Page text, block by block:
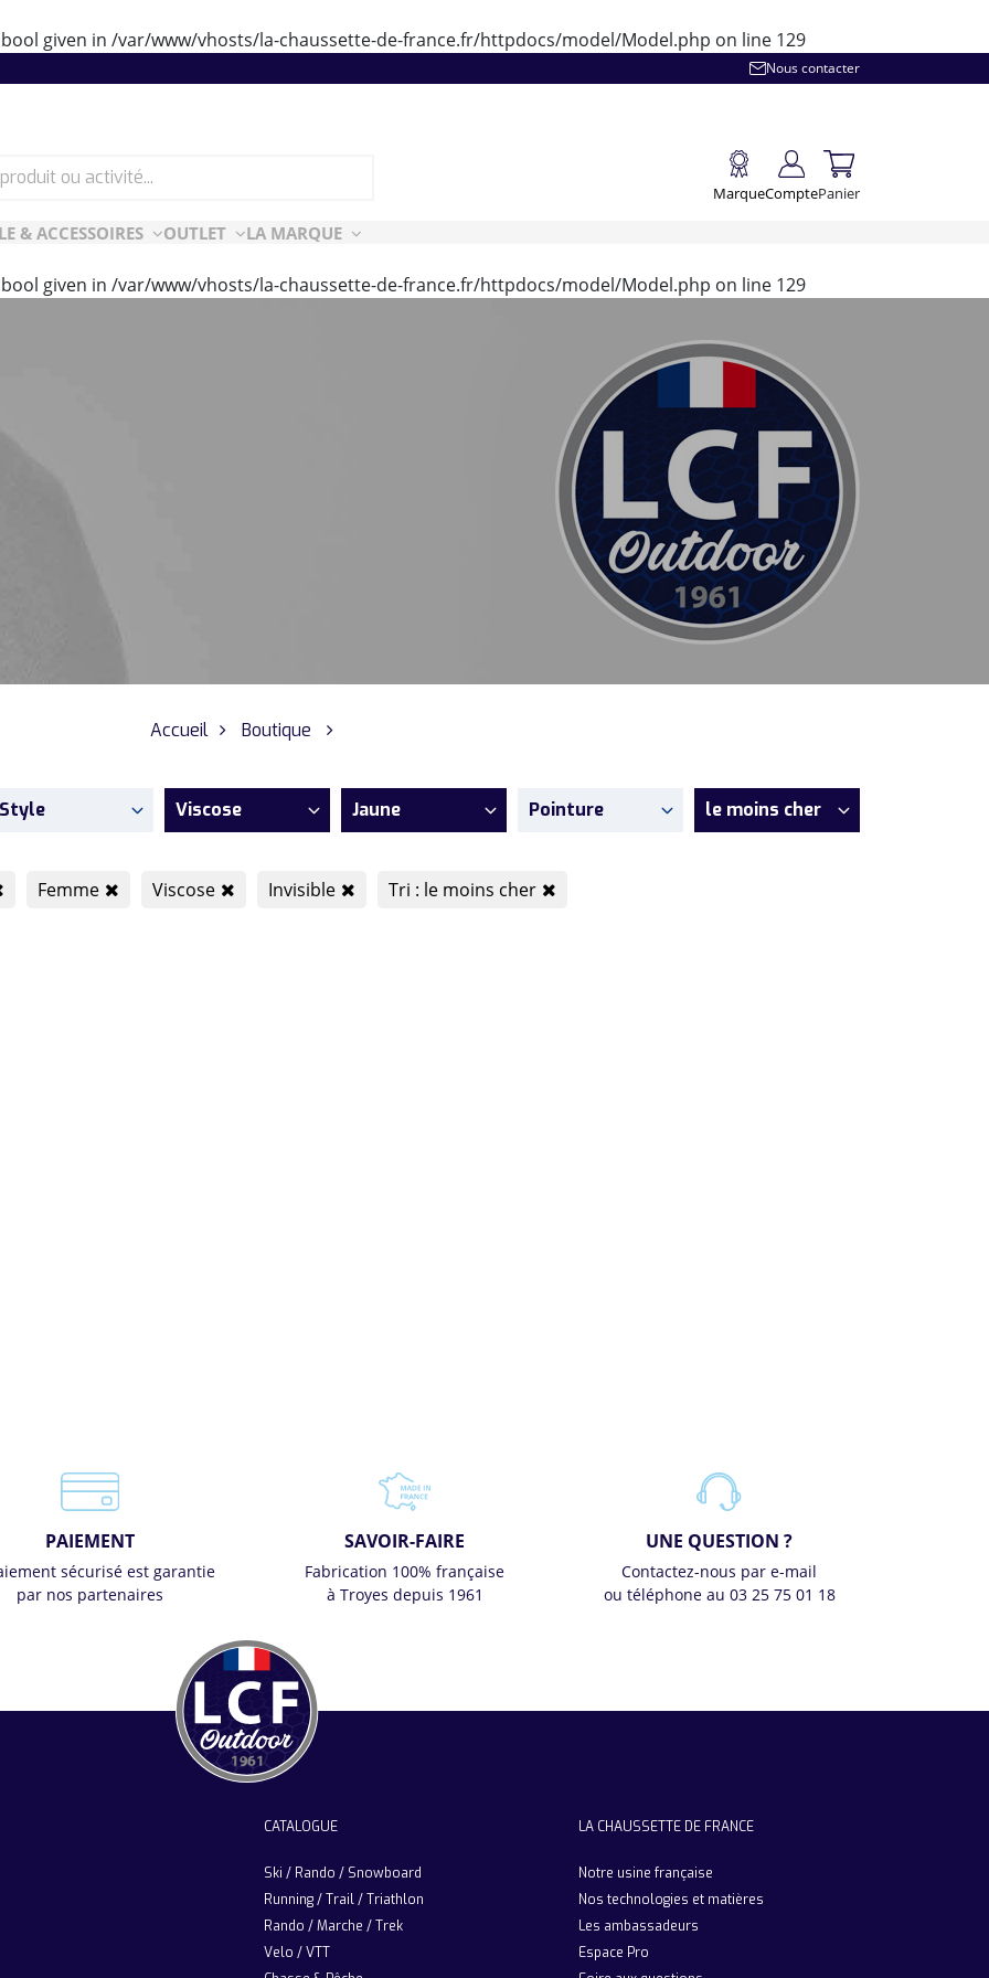
given in /var/www/vhosts/la-chaussette-de-france.fr/httpdocs/model/Model.php on line 129
Nous contacter
MarqueComptePanier
ESSENTIELLES
Style
& ACCESSOIRES OUTLET LA MARQUE
given in /var/www/vhosts/la-chaussette-de-france.fr/httpdocs/model/Model.php on line 129
Accueil Boutique
Style Viscose Jaune Pointure le moins cher
Femme Viscose Invisible Tri : le moins cher
PAIEMENT
sécurisé est garantie
par nos partenaires
SAVOIR-FAIRE
Fabrication 100% française
à Troyes depuis 1961
UNE QUESTION ?
Contactez-nous par e-mail
ou téléphone au 03 25 75 01 18
CATALOGUE
Ski / Rando / Snowboard
Running / Trail / Triathlon
Rando / Marche / Trek
Velo / VTT
LA CHAUSSETTE DE FRANCE
Notre usine française
Nos technologies et matières
Les ambassadeurs
Espace Pro